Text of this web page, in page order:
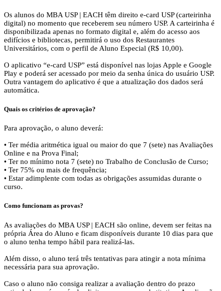
Os alunos do MBA USP | EACH têm direito e-card USP (carteirinha
digital) no momento que receberem seu número USP. A carteirinha é
disponibilizada apenas no formato digital e, além do acesso aos
edifícios e bibliotecas, permitirá o uso dos Restaurantes
Universitários, com o perfil de Aluno Especial (R$ 10,00).
O aplicativo “e-card USP” está disponível nas lojas Apple e Google
Play e poderá ser acessado por meio da senha única do usuário USP.
Outra vantagem do aplicativo é que a atualização dos dados será
automática.
Quais os critérios de aprovação?
Para aprovação, o aluno deverá:
• Ter média aritmética igual ou maior do que 7 (sete) nas Avaliações
Online e na Prova Final;
• Ter no mínimo nota 7 (sete) no Trabalho de Conclusão de Curso;
• Ter 75% ou mais de frequência;
• Estar adimplente com todas as obrigações assumidas durante o
curso.
Como funcionam as provas?
As avaliações do MBA USP | EACH são online, devem ser feitas na
própria Área do Aluno e ficam disponíveis durante 10 dias para que
o aluno tenha tempo hábil para realizá-las.
Além disso, o aluno terá três tentativas para atingir a nota mínima
necessária para sua aprovação.
Caso o aluno não consiga realizar a avaliação dentro do prazo